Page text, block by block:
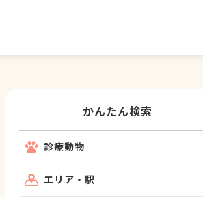
かんたん検索
診療動物
エリア・駅